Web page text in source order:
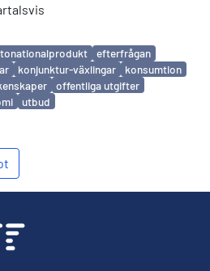
efterfrågan
konjunktur-växlingar
konsumtion
offentliga utgifter
utbud